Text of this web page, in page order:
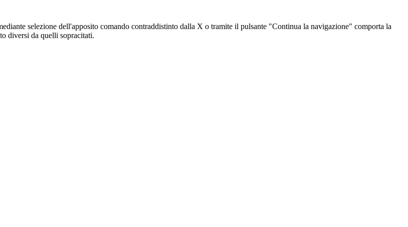
selezione dell'apposito comando contraddistinto dalla X o tramite il pulsante "Continua la navigazione" comporta la
diversi da quelli sopracitati.